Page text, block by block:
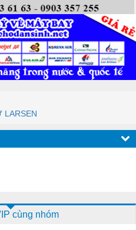
LARSEN
cùng nhóm